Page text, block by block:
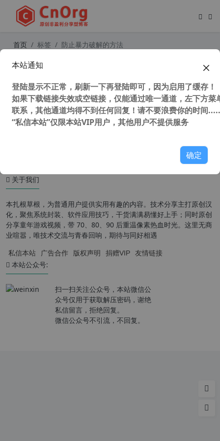
首页 标签 防止暴力破解的方法
在WordPress 中限制登录尝试次数以
关于我们
本扎根草根，为普通用户提供实用有趣的内容。技术分享主打原创汉
化，聚焦系统封装、软件应用技巧，干货满满易懂好上手；同时原创
分享童年游戏视频，带 70、80、90 后重温像素热血时光。这里无商
业喧嚣，唯技术交流与青春回响，期待与同好相遇
私信本站 广告合作 版权声明 捐赠VIP 友情链接
本站公众号:
扫一扫关注公众号，本站微信公
众号仅用于获取解压密码，谢绝
私信留言，拒绝回复。
微信公众号不引流，不回复。
本站通知
登陆显示不正常，刷新一下再登陆即可，因为启用了缓存！
如果下载链接失效或空链接，仅能通过唯一通道，左下方菜
联系，其他通道均得不到任何回复！请不要浪费你的时间
“私信本站”仅限本站VIP用户，其他用户不提供服务
确定